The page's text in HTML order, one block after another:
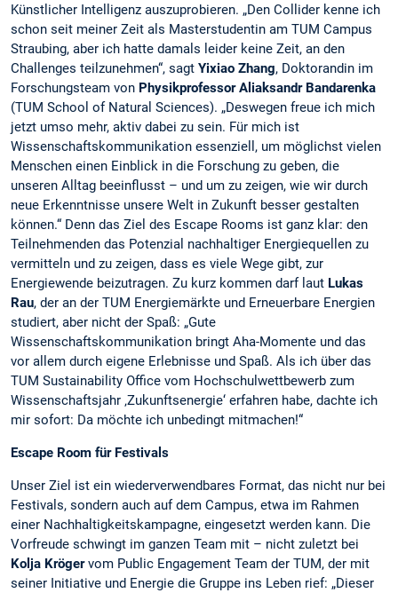
Künstlicher Intelligenz auszuprobieren. „Den Collider kenne ich
schon seit meiner Zeit als Masterstudentin am TUM Campus
Straubing, aber ich hatte damals leider keine Zeit, an den
Challenges teilzunehmen“, sagt Yixiao Zhang, Doktorandin im
Forschungsteam von Physikprofessor Aliaksandr Bandarenka
(TUM School of Natural Sciences). „Deswegen freue ich mich
jetzt umso mehr, aktiv dabei zu sein. Für mich ist
Wissenschaftskommunikation essenziell, um möglichst vielen
Menschen einen Einblick in die Forschung zu geben, die
unseren Alltag beeinflusst – und um zu zeigen, wie wir durch
neue Erkenntnisse unsere Welt in Zukunft besser gestalten
können.“ Denn das Ziel des Escape Rooms ist ganz klar: den
Teilnehmenden das Potenzial nachhaltiger Energiequellen zu
vermitteln und zu zeigen, dass es viele Wege gibt, zur
Energiewende beizutragen. Zu kurz kommen darf laut Lukas
Rau, der an der TUM Energiemärkte und Erneuerbare Energien
studiert, aber nicht der Spaß: „Gute
Wissenschaftskommunikation bringt Aha-Momente und das
vor allem durch eigene Erlebnisse und Spaß. Als ich über das
TUM Sustainability Office vom Hochschulwettbewerb zum
Wissenschaftsjahr ‚Zukunftsenergie‘ erfahren habe, dachte ich
mir sofort: Da möchte ich unbedingt mitmachen!“
Escape Room für Festivals
Unser Ziel ist ein wiederverwendbares Format, das nicht nur bei
Festivals, sondern auch auf dem Campus, etwa im Rahmen
einer Nachhaltigkeitskampagne, eingesetzt werden kann. Die
Vorfreude schwingt im ganzen Team mit – nicht zuletzt bei
Kolja Krögervom Public Engagement Team der TUM, der mit
seiner Initiative und Energie die Gruppe ins Leben rief: „Dieser